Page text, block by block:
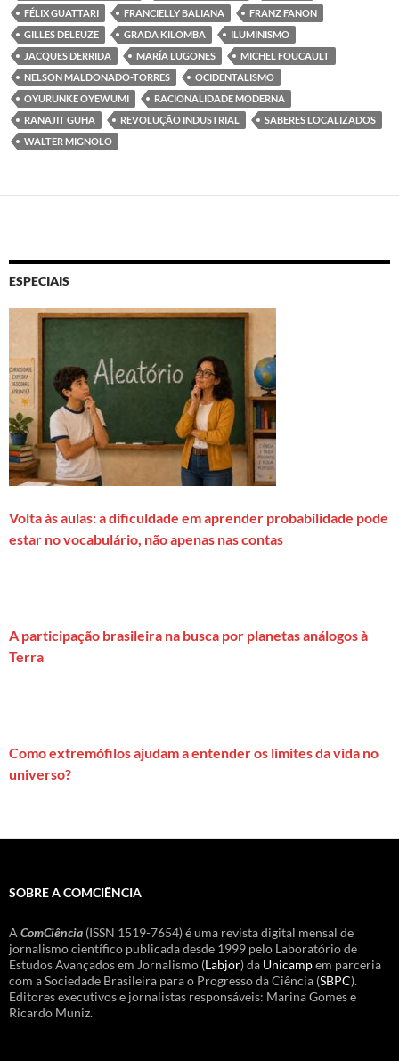
FÉLIX GUATTARI
FRANCIELLY BALIANA
FRANZ FANON
GILLES DELEUZE
GRADA KILOMBA
ILUMINISMO
JACQUES DERRIDA
MARÍA LUGONES
MICHEL FOUCAULT
NELSON MALDONADO-TORRES
OCIDENTALISMO
OYURUNKE OYEWUMI
RACIONALIDADE MODERNA
RANAJIT GUHA
REVOLUÇÃO INDUSTRIAL
SABERES LOCALIZADOS
WALTER MIGNOLO
ESPECIAIS
Volta às aulas: a dificuldade em aprender probabilidade pode
estar no vocabulário, não apenas nas contas
A participação brasileira na busca por planetas análogos à
Terra
Como extremófilos ajudam a entender os limites da vida no
universo?
SOBRE A COMCIÊNCIA
A ComCiência (ISSN 1519-7654) é uma revista digital mensal de
jornalismo científico publicada desde 1999 pelo Laboratório de
Estudos Avançados em Jornalismo (Labjor) da Unicampem parceria
com a Sociedade Brasileira para o Progresso da Ciência (SBPC).
Editores executivos e jornalistas responsáveis: Marina Gomes e
Ricardo Muniz.